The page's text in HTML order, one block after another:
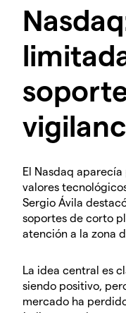
El Nasdaq
valores
Sergio Ávila
soportes de corto
atención a la zona
La idea central es
siendo positivo,
mercado ha